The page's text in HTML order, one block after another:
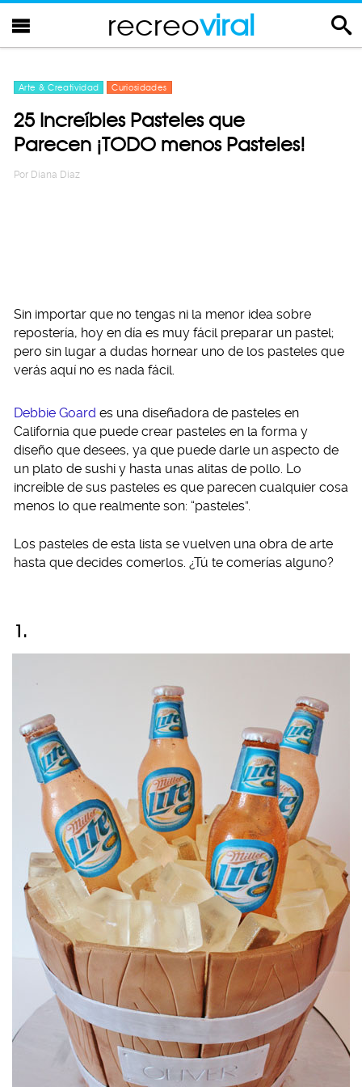
recreoviral
Arte & Creatividad Curiosidades
25 Increíbles Pasteles que
Parecen ¡TODO menos Pasteles!
Por Diana Diaz
Sin importar que no tengas ni la menor idea sobre
repostería, hoy en día es muy fácil preparar un pastel;
pero sin lugar a dudas hornear uno de los pasteles que
verás aquí no es nada fácil.
Debbie Goard es una diseñadora de pasteles en
California que puede crear pasteles en la forma y
diseño que desees, ya que puede darle un aspecto de
un plato de sushi y hasta unas alitas de pollo. Lo
increíble de sus pasteles es que parecen cualquier cosa
menos lo que realmente son: “pasteles”.
Los pasteles de esta lista se vuelven una obra de arte
hasta que decides comerlos. ¿Tú te comerías alguno?
1.